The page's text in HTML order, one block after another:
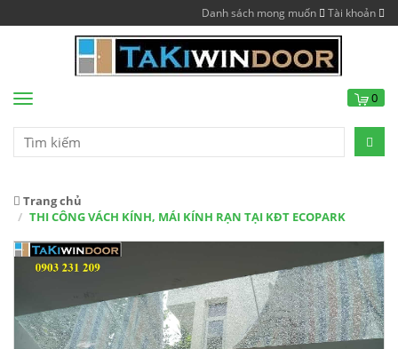
Danh sách mong muốn Tài khoản
Menu 0
Trang chủ
THI CÔNG VÁCH KÍNH, MÁI KÍNH RẠN TẠI KĐT ECOPARK